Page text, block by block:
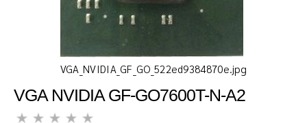
VGA_NVIDIA_GF_GO_522ed9384870e.jpg
VGA NVIDIA GF-GO7600T-N-A2